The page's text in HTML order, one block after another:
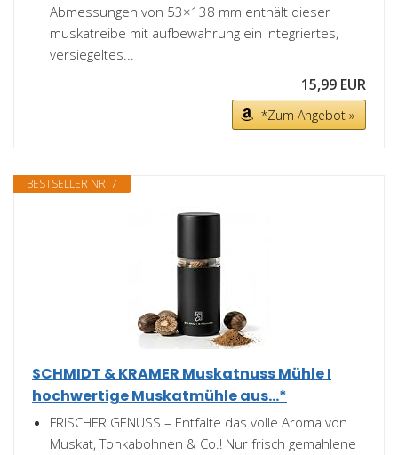
Abmessungen von 53×138 mm enthält dieser
muskatreibe mit aufbewahrung ein integriertes,
versiegeltes...
15,99 EUR
*Zum Angebot »
BESTSELLER NR. 7
SCHMIDT & KRAMER Muskatnuss Mühle I
hochwertige Muskatmühle aus...*
FRISCHER GENUSS – Entfalte das volle Aroma von
Muskat, Tonkabohnen & Co.! Nur frisch gemahlene